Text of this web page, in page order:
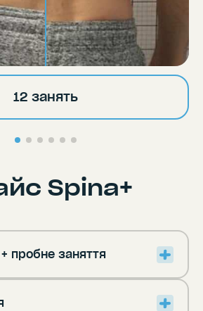
12 занять
Spina+
пробне заняття